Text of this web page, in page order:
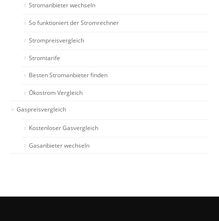
Stromanbieter wechseln
So funktioniert der Stromrechner
Strompreisvergleich
Stromtarife
Besten Stromanbieter finden
Ökostrom Vergleich
Gaspreisvergleich
Kostenloser Gasvergleich
Gasanbieter wechseln